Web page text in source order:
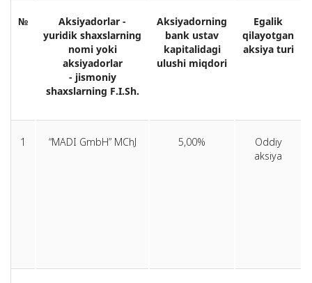
№
Aksiyadorlar -
yuridik shaxslarning
nomi yoki
aksiyadorlar
- jismoniy
shaxslarning F.I.Sh.
Aksiyadorning
bank ustav
kapitalidagi
ulushi miqdori
Egalik
qilayotgan
aksiya turi
1 “MADI GmbH” MChJ 5,00%
Oddiy
aksiya